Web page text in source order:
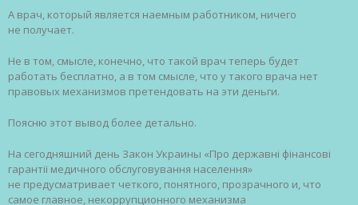
А врач, который является наемным работником, ничего
не получает.
Не в том, смысле, конечно, что такой врач теперь будет
работать бесплатно, а в том смысле, что у такого врача нет
правовых механизмов претендовать на эти деньги.
Поясню этот вывод более детально.
На сегодняшний день Закон Украины «Про державні фінансові
гарантії медичного обслуговування населення»
не предусматривает четкого, понятного, прозрачного и, что
самое главное, некоррупционного механизма